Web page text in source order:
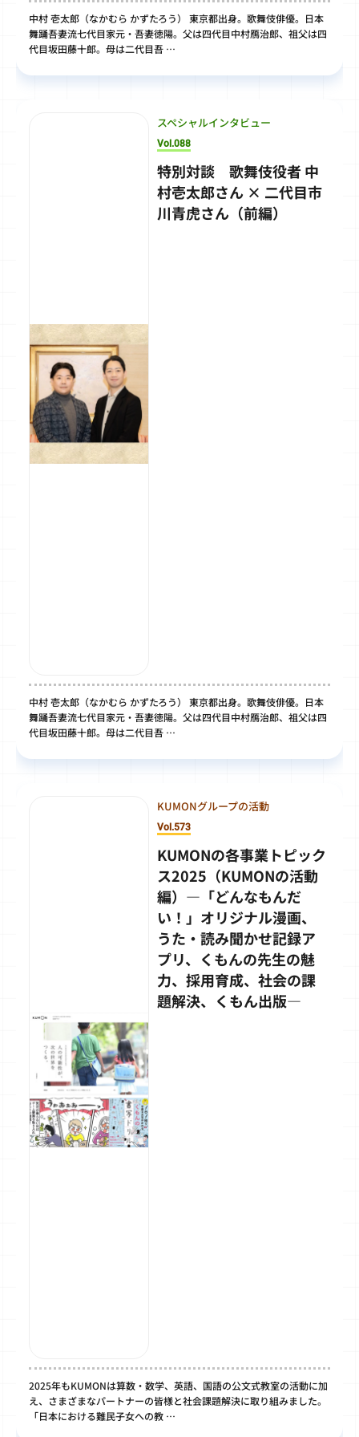
中村 壱太郎（なかむら かずたろう） 東京都出身。歌舞伎俳優。日本
舞踊吾妻流七代目家元・吾妻徳陽。父は四代目中村鴈治郎、祖父は四
代目坂田藤十郎。母は二代目吾 …
スペシャルインタビュー
Vol.088
特別対談 歌舞伎役者 中
村壱太郎さん × 二代目市
川青虎さん（前編）
中村 壱太郎（なかむら かずたろう） 東京都出身。歌舞伎俳優。日本
舞踊吾妻流七代目家元・吾妻徳陽。父は四代目中村鴈治郎、祖父は四
代目坂田藤十郎。母は二代目吾 …
KUMONグループの活動
Vol.573
KUMONの各事業トピック
ス2025（KUMONの活動
編）―「どんなもんだ
い！」オリジナル漫画、
うた・読み聞かせ記録ア
プリ、くもんの先生の魅
力、採用育成、社会の課
題解決、くもん出版―
2025年もKUMONは算数・数学、英語、国語の公文式教室の活動に加
え、さまざまなパートナーの皆様と社会課題解決に取り組みました。
「日本における難民子女への教 …